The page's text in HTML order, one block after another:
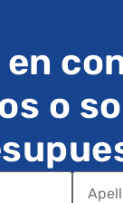
en
o